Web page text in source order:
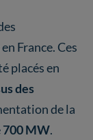
en France. Ces
placés en
des
de la
700 MW.